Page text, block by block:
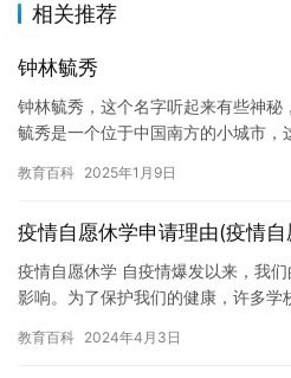
相关推荐
钟林毓秀
钟林毓秀，这个名字听起来有些神秘
毓秀是一个位于中国南方的小城市，
为“…
教育百科 2025年1月9日
疫情自愿休学申请理由(疫情自
疫情自愿休学 自疫情爆发以来，我
影响。为了保护我们的健康，许多学
是完…
教育百科 2024年4月3日